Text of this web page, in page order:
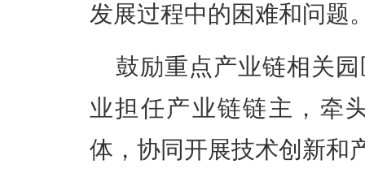
发展过程中的困难和问题
鼓励重点产业链相关
业担任产业链链主，牵
体，协同开展技术创新和